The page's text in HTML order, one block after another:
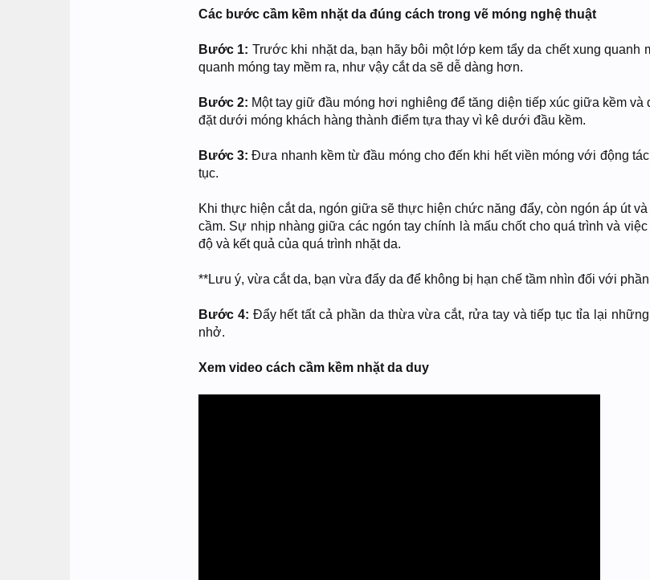
Các bước cầm kềm nhặt da đúng cách trong vẽ móng nghệ thuật
Bước 1: Trước khi nhặt da, bạn hãy bôi một lớp kem tẩy da chết xung quanh
quanh móng tay mềm ra, như vậy cắt da sẽ dễ dàng hơn.
Bước 2: Một tay giữ đầu móng hơi nghiêng để tăng diện tiếp xúc giữa kềm và
đặt dưới móng khách hàng thành điểm tựa thay vì kê dưới đầu kềm.
Bước 3: Đưa nhanh kềm từ đầu móng cho đến khi hết viền móng với động
tục.
Khi thực hiện cắt da, ngón giữa sẽ thực hiện chức năng đẩy, còn ngón áp út
cầm. Sự nhịp nhàng giữa các ngón tay chính là mấu chốt cho quá trình và
độ và kết quả của quá trình nhặt da.
**Lưu ý, vừa cắt da, bạn vừa đẩy da để không bị hạn chế tầm nhìn đối với
Bước 4: Đẩy hết tất cả phần da thừa vừa cắt, rửa tay và tiếp tục tỉa lại
nhở.
Xem video cách cầm kềm nhặt da duy